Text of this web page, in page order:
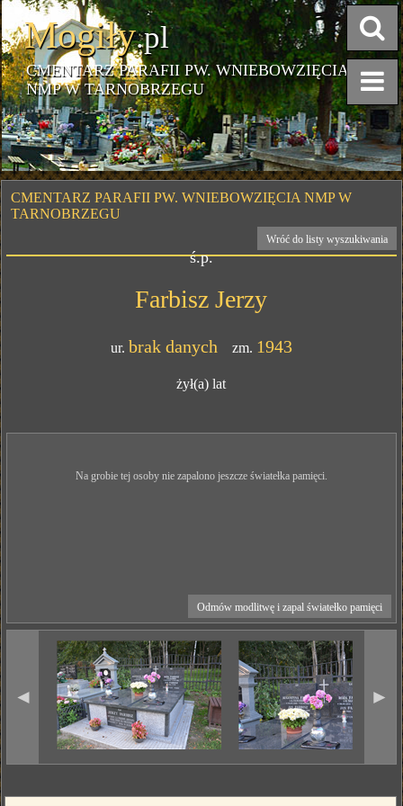
Mogiły.pl
CMENTARZ PARAFII PW. WNIEBOWZIĘCIA
NMP W TARNOBRZEGU
CMENTARZ PARAFII PW. WNIEBOWZIĘCIA NMP W
TARNOBRZEGU
Wróć do listy wyszukiwania
ś.p.
Farbisz Jerzy
ur. brak danych zm. 1943
żył(a)lat
Na grobie tej osoby nie zapalono jeszcze światełka pamięci.
Odmów modlitwę i zapal światełko pamięci
◄ ►